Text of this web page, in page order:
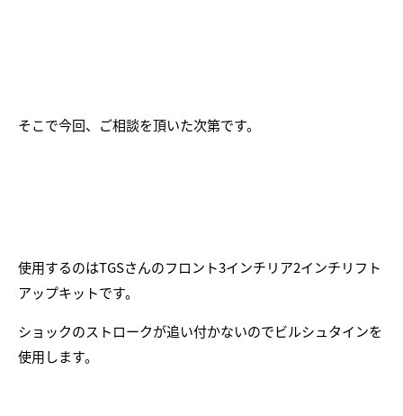
そこで今回、ご相談を頂いた次第です。
使用するのはTGSさんのフロント3インチリア2インチリフト
アップキットです。
ショックのストロークが追い付かないのでビルシュタインを
使用します。